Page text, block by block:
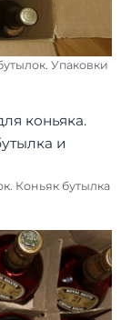
Упаковки
Коньяк бутылка